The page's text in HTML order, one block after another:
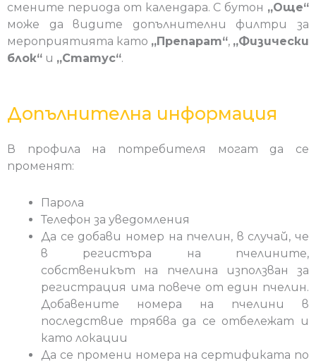
смените периода от календара. С бутон „Още“
може да видите допълнителни филтри за
мероприятията като „Препарат“, „Физически
блок“ и „Статус“.
Допълнителна информация
В профила на потребителя могат да се
променят:
Парола
Телефон за уведомления
Да се добави номер на пчелин, в случай, че
в регистъра на пчелините,
собственикът на пчелина използван за
регистрация има повече от един пчелин.
Добавените номера на пчелини в
последствие трябва да се отбележат и
като локации
Да се промени номера на сертификата по